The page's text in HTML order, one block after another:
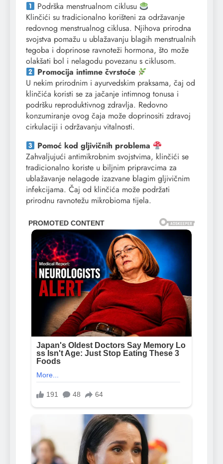
Podrška menstrualnom ciklusu
Klinčići su tradicionalno korišteni za održavanje
redovnog menstrualnog ciklusa. Njihova prirodna
svojstva pomažu u ublažavanju blagih menstrualnih
tegoba i doprinose ravnoteži hormona, što može
olakšati bol i nelagodu povezanu s ciklusom.
Promocija intimne čvrstoće
U nekim prirodnim i ayurvedskim praksama, čaj od
klinčića koristi se za jačanje intimnog tonusa i
podršku reproduktivnog zdravlja. Redovno
konzumiranje ovog čaja može doprinositi zdravoj
cirkulaciji i održavanju vitalnosti.
Pomoć kod gljivičnih problema
Zahvaljujući antimikrobnim svojstvima, klinčići se
tradicionalno koriste u biljnim pripravcima za
ublažavanje nelagode izazvane blagim gljivičnim
infekcijama. Čaj od klinčića može podržati
prirodnu ravnotežu mikrobioma tijela.